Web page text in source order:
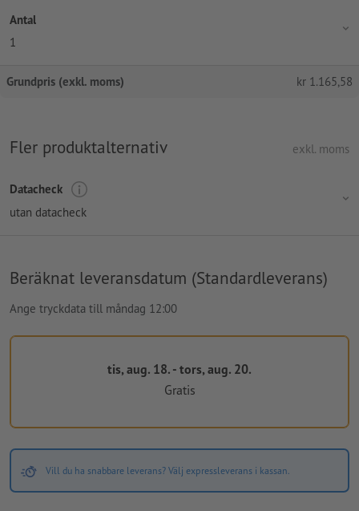
Antal
1
Grundpris (exkl. moms) kr 1.165,58
Fler produktalternativ exkl. moms
Datacheck
utan datacheck
Beräknat leveransdatum (Standardleverans)
Ange tryckdata till måndag 12:00
tis, aug. 18. - tors, aug. 20.
Gratis
Vill du ha snabbare leverans? Välj expressleverans i kassan.